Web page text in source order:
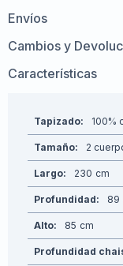
Envíos
Cambios y
Características
Tapizado 100%
Tamaño 2
Largo 230
Profundidad 89
Alto 85
Profundidad